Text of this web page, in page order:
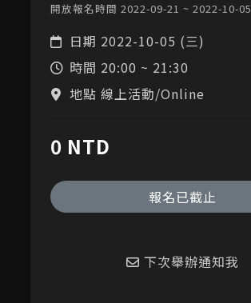
開放報名時間 2022-09-21 ~ 2022-10-05
日期 2022-10-05 (三)
時間 20:00 ~ 21:30
地點 線上活動/Online
0 NTD
報名已截止
下次舉辦通知我